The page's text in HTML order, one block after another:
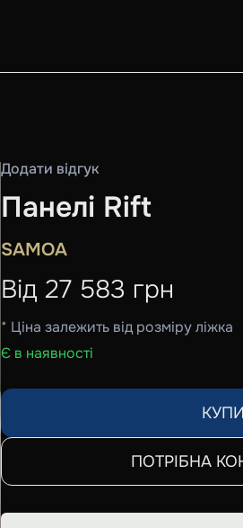
Додати відгук
Панелі Rift
SAMOA
Від 27 583 грн
* Ціна залежить від розміру ліжка
Є в наявності
ПОТРІБНА